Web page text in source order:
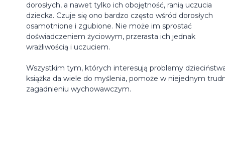
dorosłych, a nawet tylko ich obojętność, ranią uczucia
dziecka. Czuje się ono bardzo często wśród dorosłych
osamotnione i zgubione. Nie może im sprostać
doświadczeniem życiowym, przerasta ich jednak
wrażliwością i uczuciem.
Wszystkim tym, których interesują problemy
książka da wiele do myślenia, pomoże w niejednym
zagadnieniu wychowawczym.